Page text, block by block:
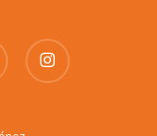
instagram